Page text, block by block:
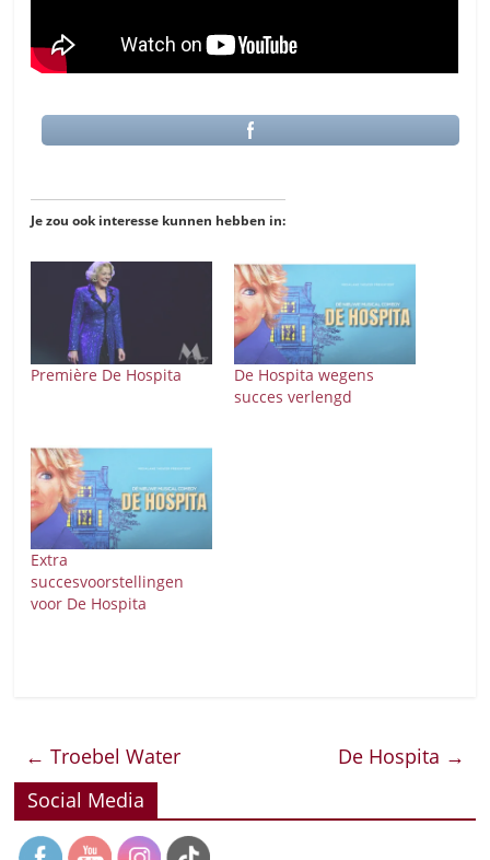
Je zou ook interesse kunnen hebben in:
Première De Hospita
De Hospita wegens
succes verlengd
Extra
succesvoorstellingen
voor De Hospita
← Troebel Water De Hospita →
Social Media